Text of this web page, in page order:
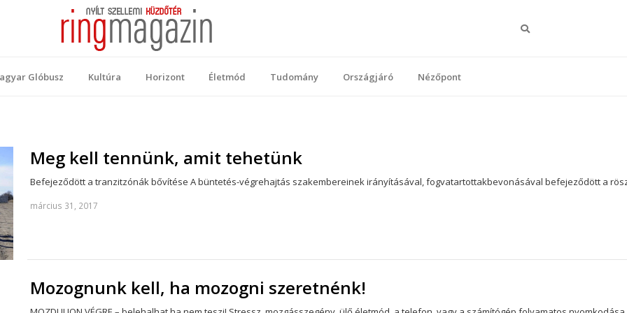
Glóbusz Kultúra Horizont Életmód Tudomány Országjáró Nézőpont
Meg kell tennünk, amit tehetünk
Befejeződött a tranzitzónák bővítése A büntetés-végrehajtás szakembereinek irányításával, fogvatartottakbevonásával befejeződött a
március 31, 2017
Mozognunk kell, ha mozogni szeretnénk!